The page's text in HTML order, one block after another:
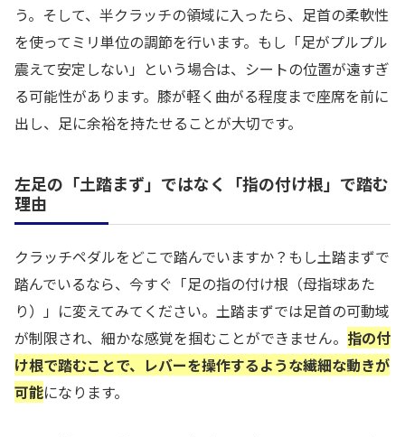
う。そして、半クラッチの領域に入ったら、足首の柔軟性
を使ってミリ単位の調節を行います。もし「足がプルプル
震えて安定しない」という場合は、シートの位置が遠すぎ
る可能性があります。膝が軽く曲がる程度まで座席を前に
出し、足に余裕を持たせることが大切です。
左足の「土踏まず」ではなく「指の付け根」で踏む
理由
クラッチペダルをどこで踏んでいますか？もし土踏まずで
踏んでいるなら、今すぐ「足の指の付け根（母指球あた
り）」に変えてみてください。土踏まずでは足首の可動域
が制限され、細かな感覚を掴むことができません。 指の付
け根で踏むことで、レバーを操作するような繊細な動きが
可能になります。